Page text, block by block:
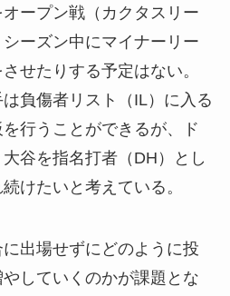
ープン戦（カクタスリー
ーズン中にマイナーリー
せたりする予定はない。
負傷者リスト（IL）に入る
行うことができるが、ド
谷を指名打者（DH）とし
けたいと考えている。
出場せずにどのように投
していくのかが課題とな